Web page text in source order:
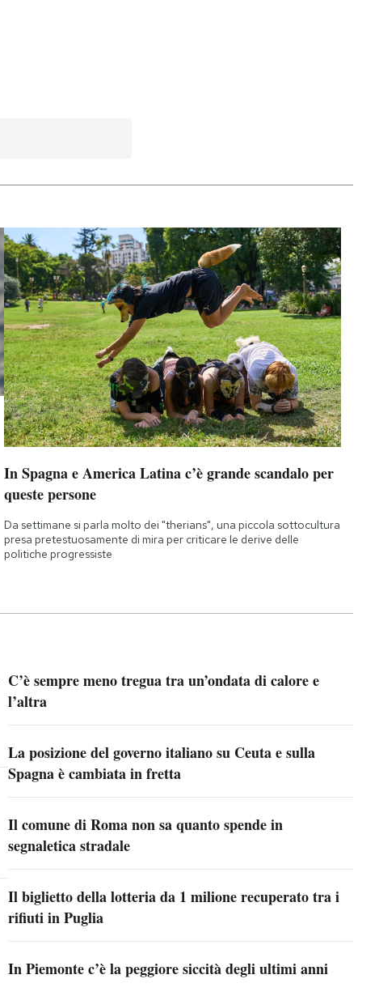
In Spagna e America Latina c’è grande scandalo per
queste persone
Da settimane si parla molto dei "therians", una piccola sottocultura
presa pretestuosamente di mira per criticare le derive delle
politiche progressiste
C’è sempre meno tregua tra un’ondata di calore e
l’altra
La posizione del governo italiano su Ceuta e sulla
Spagna è cambiata in fretta
Il comune di Roma non sa quanto spende in
segnaletica stradale
Il biglietto della lotteria da 1 milione recuperato tra i
rifiuti in Puglia
In Piemonte c’è la peggiore siccità degli ultimi anni